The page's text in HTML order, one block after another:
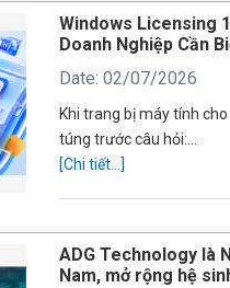
Windows Licensing
Doanh Nghiệp Cần
Date: 02/07/2026
Khi trang bị máy tính
túng trước câu hỏi:…
[Chi tiết...]
ADG Technology là
Nam, mở rộng hệ